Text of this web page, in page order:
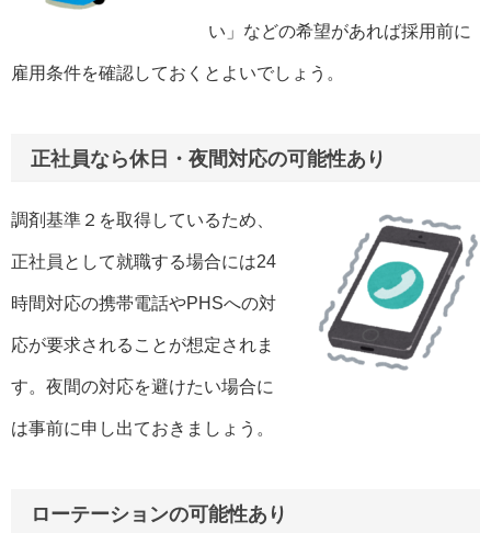
い」などの希望があれば採用前に
雇用条件を確認しておくとよいでしょう。
正社員なら休日・夜間対応の可能性あり
調剤基準２を取得しているため、
正社員として就職する場合には24
時間対応の携帯電話やPHSへの対
応が要求されることが想定されま
す。夜間の対応を避けたい場合に
は事前に申し出ておきましょう。
ローテーションの可能性あり